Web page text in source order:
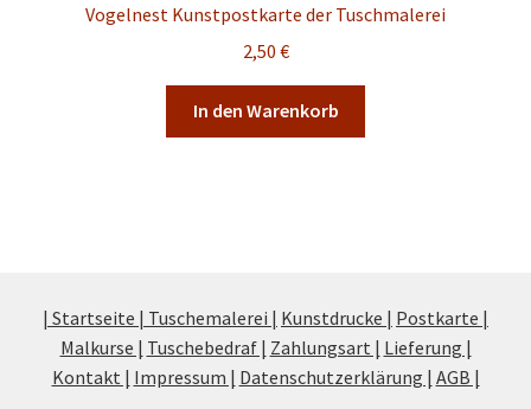
Vogelnest Kunstpostkarte der Tuschmalerei
2,50 €
In den Warenkorb
| Startseite | Tuschemalerei | Kunstdrucke | Postkarte |
Malkurse | Tuschebedraf | Zahlungsart | Lieferung |
Kontakt | Impressum | Datenschutzerklärung | AGB |